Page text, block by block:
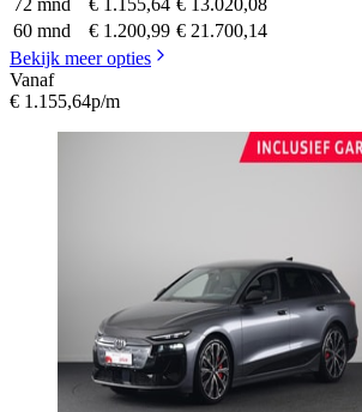
72 mnd € 1.155,64 € 13.020,08
60 mnd
€ 1.200,99 € 21.700,14
Bekijk meer opties
Vanaf
€ 1.155,64p/m